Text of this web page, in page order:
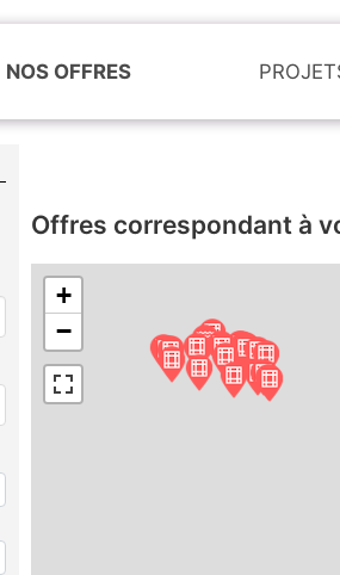
NOS OFFRES
Offres correspondant à
+
−